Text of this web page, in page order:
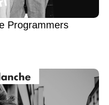
Programmers